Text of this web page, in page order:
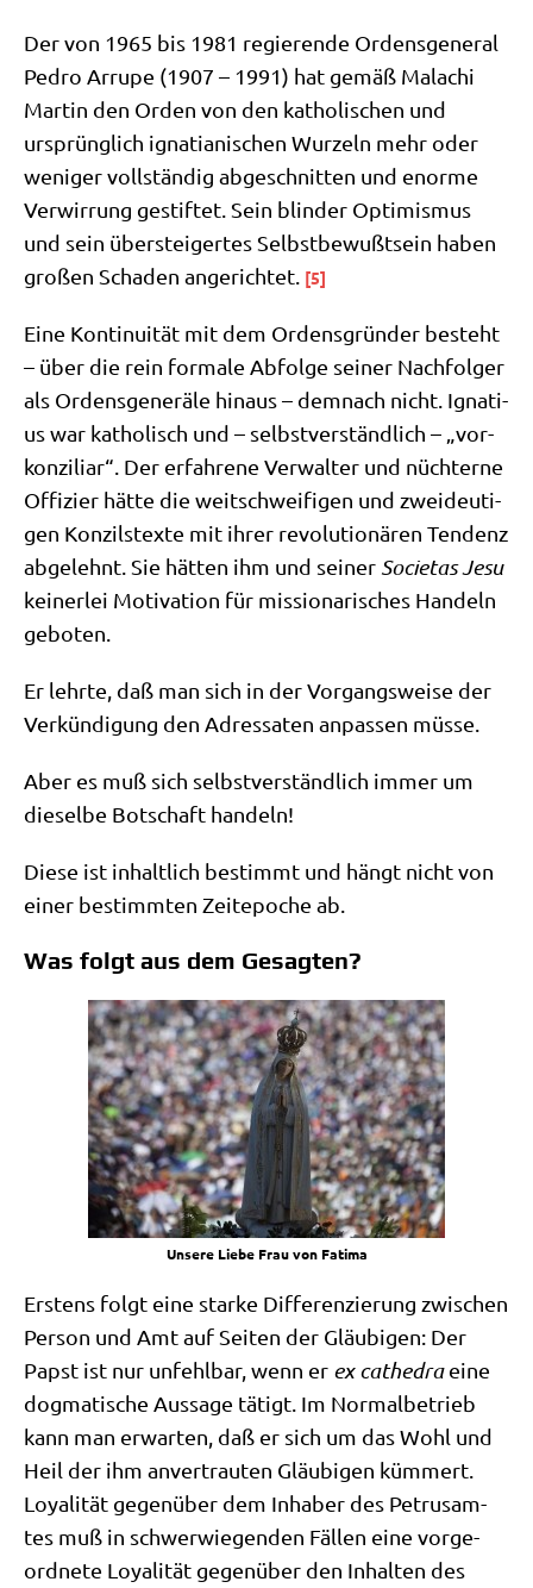
Der von 1965 bis 1981 regie­ren­de Ordens­ge­ne­ral
Pedro Arru­pe (1907 – 1991) hat gemäß Malachi
Mar­tin den Orden von den katho­li­schen und
ursprüng­lich igna­tia­ni­schen Wur­zeln mehr oder
weni­ger voll­stän­dig abge­schnit­ten und enor­me
Ver­wir­rung gestif­tet. Sein blin­der Opti­mis­mus
und sein über­stei­ger­tes Selbst­be­wußt­sein haben
gro­ßen Scha­den ange­rich­tet. [5]
Eine Kon­ti­nui­tät mit dem Ordens­grün­der besteht
– über die rein for­ma­le Abfol­ge sei­ner Nach­fol­ger
als Ordens­ge­ne­rä­le hin­aus – dem­nach nicht. Igna­ti­
us war katho­lisch und – selbst­ver­ständ­lich – „vor­
kon­zi­li­ar“. Der erfah­re­ne Ver­wal­ter und nüch­ter­ne
Offi­zier hät­te die weit­schwei­fi­gen und zwei­deu­ti­
gen Kon­zils­tex­te mit ihrer revo­lu­tio­nä­ren Ten­denz
abge­lehnt. Sie hät­ten ihm und sei­ner Socie­tas Jesu
kei­ner­lei Moti­va­ti­on für mis­sio­na­ri­sches Han­deln
geboten.
Er lehr­te, daß man sich in der Vor­gangs­wei­se der
Ver­kün­di­gung den Adres­sa­ten anpas­sen müsse.
Aber es muß sich selbst­ver­ständ­lich immer um
die­sel­be Bot­schaft handeln!
Die­se ist inhalt­lich bestimmt und hängt nicht von
einer bestimm­ten Zeit­epo­che ab.
Was folgt aus dem Gesagten?
Unse­re Lie­be Frau von Fatima
Erstens folgt eine star­ke Dif­fe­ren­zie­rung zwi­schen
Per­son und Amt auf Sei­ten der Gläu­bi­gen: Der
Papst ist nur unfehl­bar, wenn er ex cathe­draeine
dog­ma­ti­sche Aus­sa­ge tätigt. Im Nor­mal­be­trieb
kann man erwar­ten, daß er sich um das Wohl und
Heil der ihm anver­trau­ten Gläu­bi­gen küm­mert.
Loya­li­tät gegen­über dem Inha­ber des Petrus­am­
tes muß in schwer­wie­gen­den Fäl­len eine vor­ge­
ord­ne­te Loya­li­tät gegen­über den Inhal­ten des